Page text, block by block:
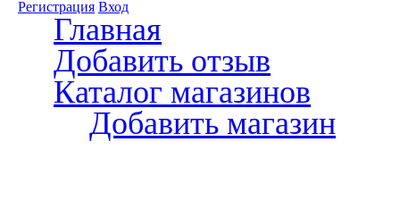
Регистрация Вход
Главная
Добавить отзыв
Каталог магазинов
Добавить магазин